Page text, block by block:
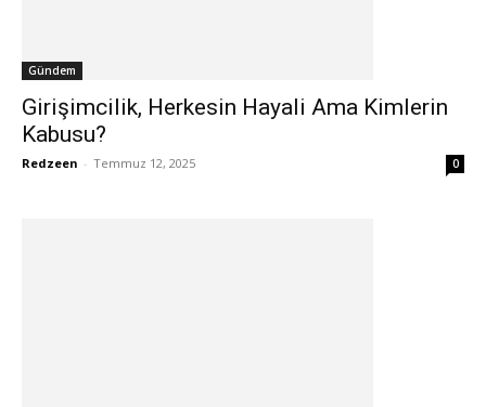
Gündem
Girişimcilik, Herkesin Hayali Ama Kimlerin
Kabusu?
Redzeen - Temmuz 12, 2025 0